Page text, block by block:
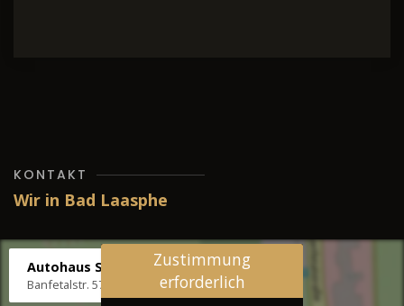
KONTAKT
Wir in Bad Laasphe
Autohaus Stenger
Banfetalstr. 57, 57334 Bad Laasphe
Zustimmung
erforderlich